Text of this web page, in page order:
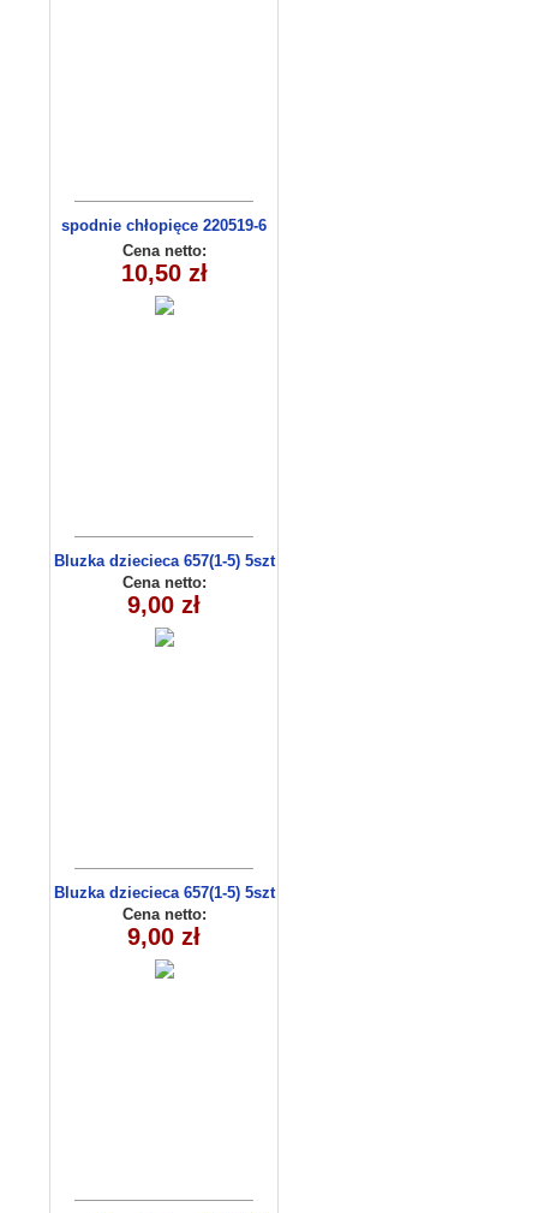
spodnie chłopięce 220519-6
(1- 4) 4 szt
Cena netto:
10,50 zł
Bluzka dziecieca 657(1-5) 5szt
Cena netto:
9,00 zł
Bluzka dziecieca 657(1-5) 5szt
Cena netto:
9,00 zł